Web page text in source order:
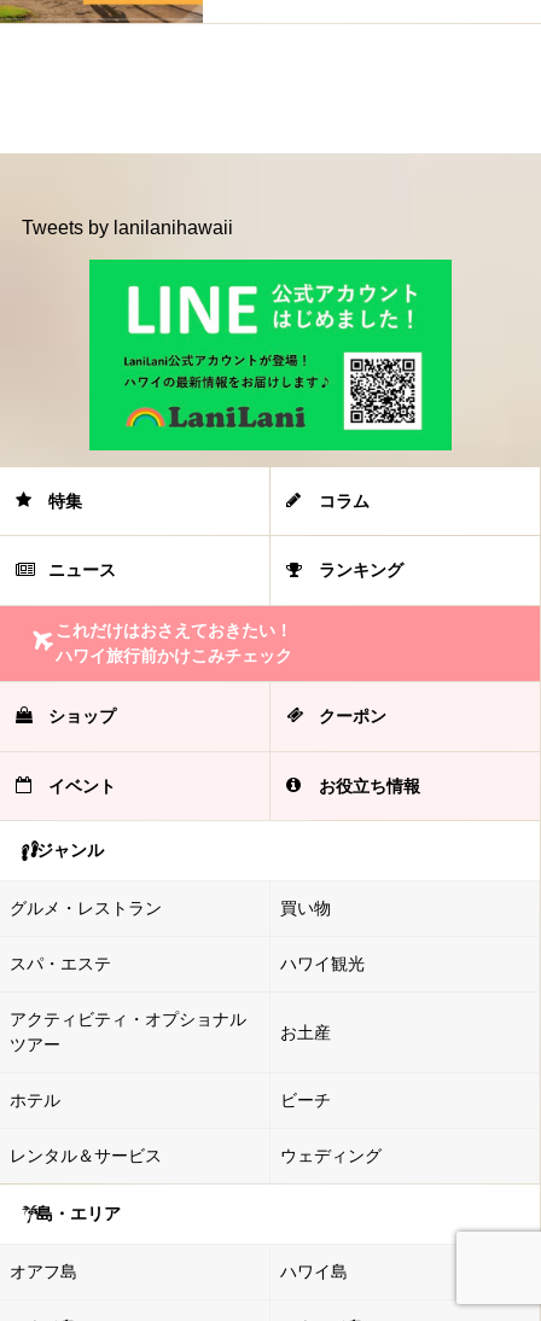
Tweets by lanilanihawaii
特集 コラム
ニュース ランキング
これだけはおさえておきたい！
ハワイ旅行前かけこみチェック
ショップ クーポン
イベント お役立ち情報
ジャンル
グルメ・レストラン 買い物
スパ・エステ ハワイ観光
アクティビティ・オプショナル
ツアー
お土産
ホテル ビーチ
レンタル＆サービス ウェディング
島・エリア
オアフ島 ハワイ島